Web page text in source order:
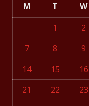
M T W
1
2
7
8 9
14
15 16
21
22 23